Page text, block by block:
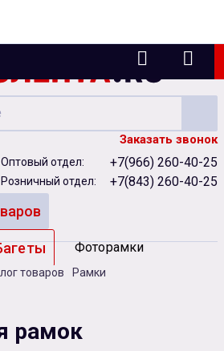
Заказать звонок
Оптовый отдел: +7(966) 260-40-25
Розничный отдел: +7(843) 260-40-25
Фоторамки
товаров
Рамки
рамок